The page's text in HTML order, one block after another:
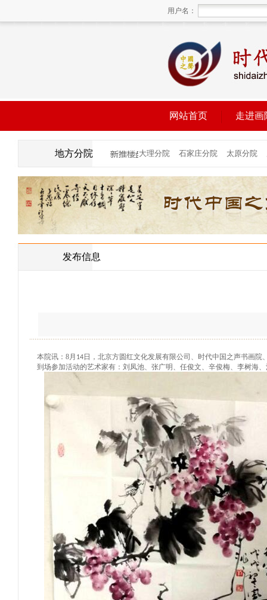
用户名：
网站首页 走进画
地方分院
发布信息
本院讯： 8月 14日，北京方圆红文化发展有限公司、时代中国之声书画
到场参加活动的艺术家有：刘凤池、张广明、任俊文、辛俊梅、李树海